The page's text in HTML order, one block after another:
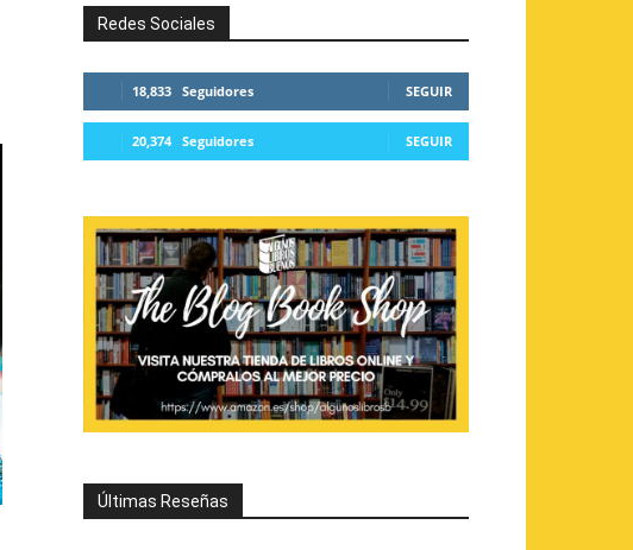
Redes Sociales
18,833 Seguidores SEGUIR
20,374 Seguidores SEGUIR
Últimas Reseñas